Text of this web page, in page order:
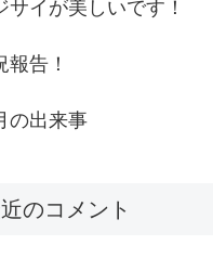
サイが美しいです！
報告！
の出来事
のコメント